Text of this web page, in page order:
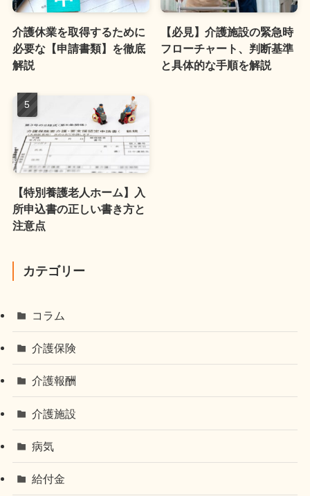
介護休業を取得するために
必要な【申請書類】を徹底
解説
【必見】介護施設の緊急時
フローチャート、判断基準
と具体的な手順を解説
【特別養護老人ホーム】入
所申込書の正しい書き方と
注意点
カテゴリー
コラム
介護保険
介護報酬
介護施設
病気
給付金